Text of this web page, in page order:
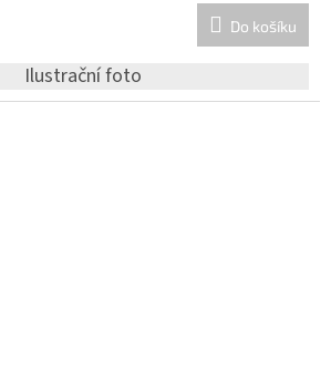
Do košíku
Ilustrační foto